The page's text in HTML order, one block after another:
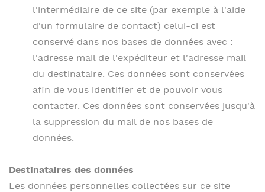
l'intermédiaire de ce site (par exemple à l'aide
d'un formulaire de contact) celui-ci est
conservé dans nos bases de données avec :
l'adresse mail de l'expéditeur et l'adresse mail
du destinataire. Ces données sont conservées
afin de vous identifier et de pouvoir vous
contacter. Ces données sont conservées jusqu'à
la suppression du mail de nos bases de
données.
Destinataires des données
Les données personnelles collectées sur ce site